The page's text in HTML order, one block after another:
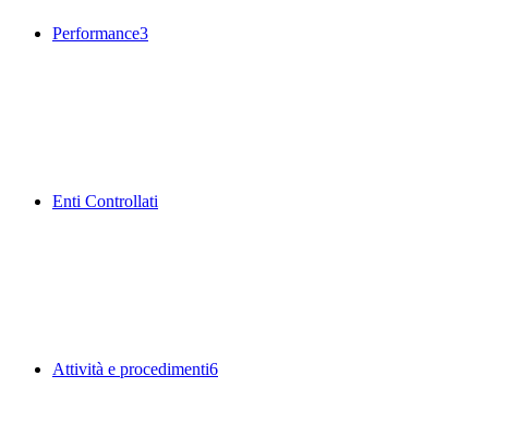
Performance3
Enti Controllati
Attività e procedimenti6